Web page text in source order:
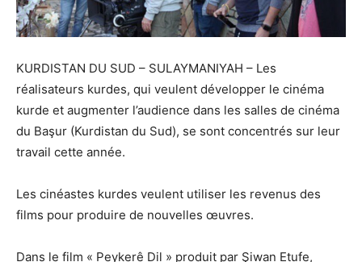
KURDISTAN DU SUD – SULAYMANIYAH – Les
réalisateurs kurdes, qui veulent développer le cinéma
kurde et augmenter l’audience dans les salles de cinéma
du Başur (Kurdistan du Sud), se sont concentrés sur leur
travail cette année.
Les cinéastes kurdes veulent utiliser les revenus des
films pour produire de nouvelles œuvres.
Dans le film « Peykerê Dil » produit par Şiwan Etufe,